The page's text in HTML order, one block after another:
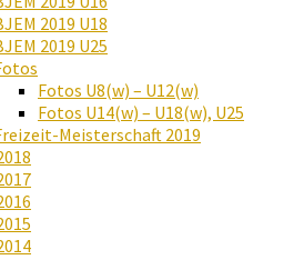
2019 U18
2019 U25
Fotos U8(w) – U12(w)
Fotos U14(w) – U18(w), U25
Meisterschaft 2019